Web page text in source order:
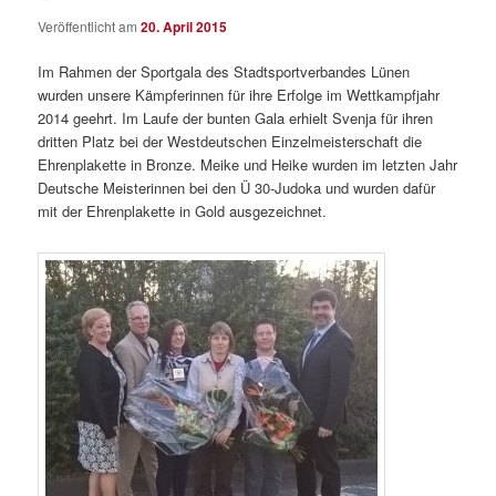
Veröffentlicht am20. April 2015
Im Rahmen der Sportgala des Stadtsportverbandes Lünen
wurden unsere Kämpferinnen für ihre Erfolge im Wettkampfjahr
2014 geehrt. Im Laufe der bunten Gala erhielt Svenja für ihren
dritten Platz bei der Westdeutschen Einzelmeisterschaft die
Ehrenplakette in Bronze. Meike und Heike wurden im letzten Jahr
Deutsche Meisterinnen bei den Ü 30-Judoka und wurden dafür
mit der Ehrenplakette in Gold ausgezeichnet.